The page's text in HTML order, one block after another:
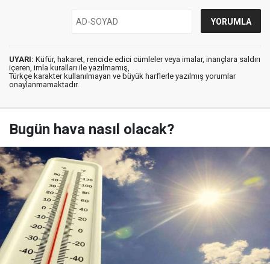
UYARI: Küfür, hakaret, rencide edici cümleler veya imalar, inançlara saldırı
içeren, imla kuralları ile yazılmamış,
Türkçe karakter kullanılmayan ve büyük harflerle yazılmış yorumlar
onaylanmamaktadır.
Bugün hava nasıl olacak?